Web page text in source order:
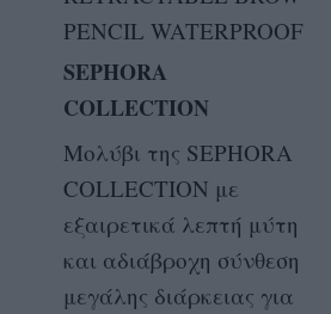
PENCIL WATERPROOF
SEPHORA
COLLECTION
Μολύβι της SEPHORA
COLLECTION με
εξαιρετικά λεπτή μύτη
και αδιάβροχη σύνθεση
μεγάλης διάρκειας για